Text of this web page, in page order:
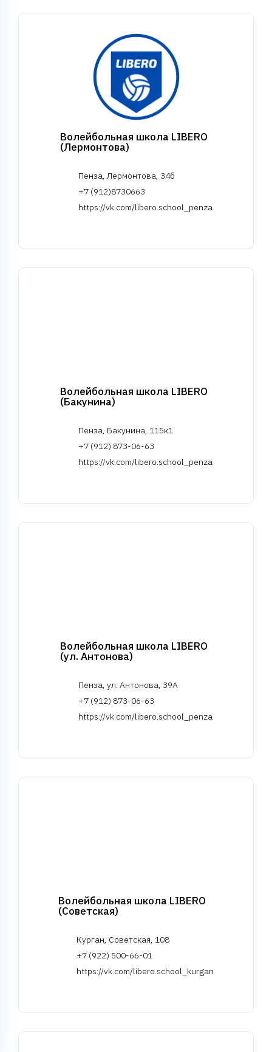
Волейбольная школа LIBERO
(Лермонтова)
Пенза, Лермонтова, 34б
+7 (912)8730663
https://vk.com/libero.school_penza
Волейбольная школа LIBERO
(Бакунина)
Пенза, Бакунина, 115к1
+7 (912) 873-06-63
https://vk.com/libero.school_penza
Волейбольная школа LIBERO
(ул. Антонова)
Пенза, ул. Антонова, 39А
+7 (912) 873-06-63
https://vk.com/libero.school_penza
Волейбольная школа LIBERO
(Советская)
Курган, Советская, 108
+7 (922) 500-66-01
https://vk.com/libero.school_kurgan